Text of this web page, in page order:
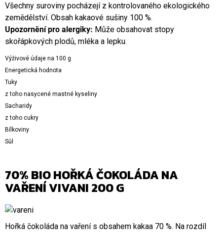
Všechny suroviny pocházejí z kontrolovaného ekologického
zemědělství. Obsah kakaové sušiny 100 %.
Upozornění pro alergiky: Může obsahovat stopy
skořápkových plodů, mléka a lepku.
Výživové údaje na 100 g
Energetická hodnota
Tuky
z toho nasycené mastné kyseliny
Sacharidy
z toho cukry
Bílkoviny
Sůl
70% BIO HOŘKÁ ČOKOLÁDA NA
VAŘENÍ VIVANI 200 G
Hořká čokoláda na vaření s obsahem kakaa 70 %. Na rozdíl